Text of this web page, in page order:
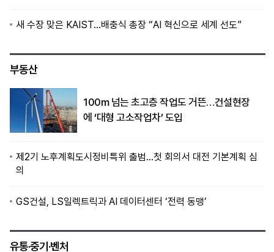
새 수장 맞은 KAIST…배충식 총장 “AI 혁신으로 세계 선도”
부동산
100m 넘는 초고층 작업도 거뜬…건설현장
에 ‘대형 고소작업차’ 도입
제2기 노후계획도시정비특위 출범…첫 회의서 대전 기본계획 심
의
GS건설, LS일렉트릭과 AI 데이터센터 ‘전력 동맹’
유통·중기·벤처